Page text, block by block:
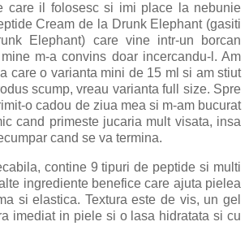
care il folosesc si imi place la nebunie
Cream de la Drunk Elephant (gasiti
Elephant) care vine intr-un borcan
m-a convins doar incercandu-l. Am
care o varianta mini de 15 ml si am stiut
scump, vreau varianta full size. Spre
o cadou de ziua mea si m-am bucurat
cand primeste jucaria mult visata, insa
cand se va termina.
contine 9 tipuri de peptide si multi
ingrediente benefice care ajuta pielea
si elastica. Textura este de vis, un gel
imediat in piele si o lasa hidratata si cu